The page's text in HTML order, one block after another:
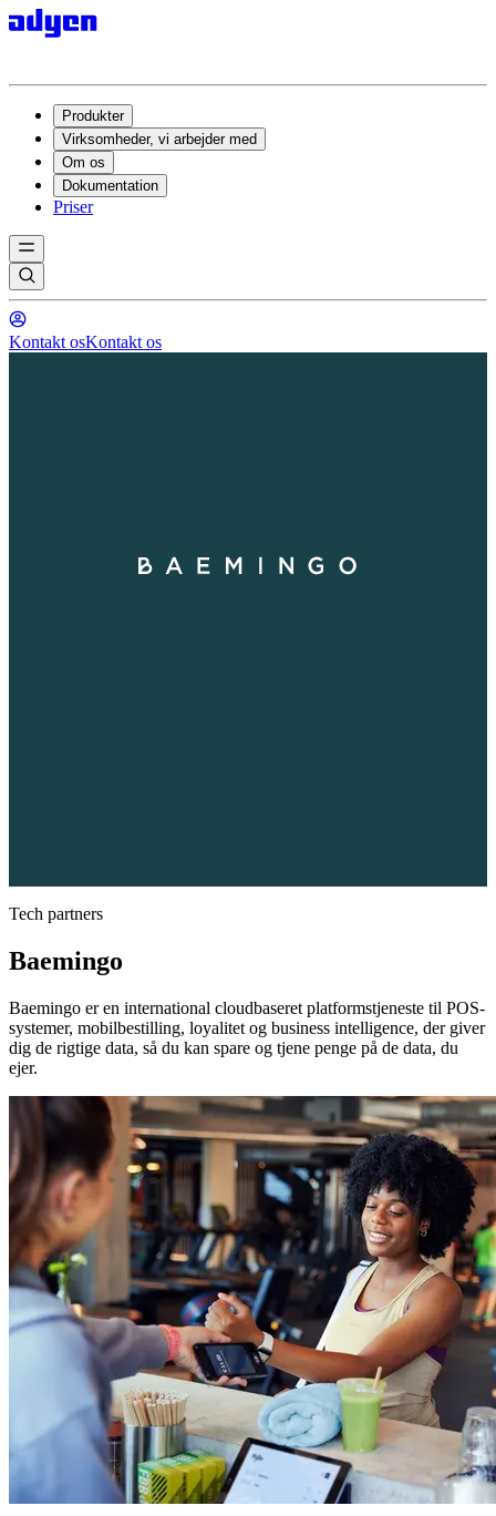
Produkter
Virksomheder, vi arbejder med
Om os
Dokumentation
Priser
Kontakt osKontakt os
Tech partners
Baemingo
Baemingo er en international cloudbaseret platformstjeneste til POS-
systemer, mobilbestilling, loyalitet og business intelligence, der giver
dig de rigtige data, så du kan spare og tjene penge på de data, du
ejer.